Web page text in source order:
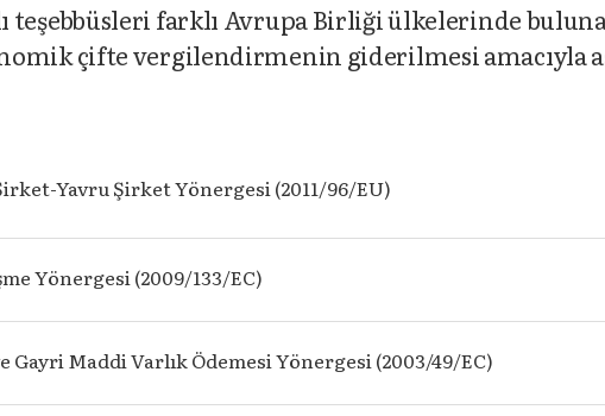
teşebbüsleri farklı Avrupa Birliği ülkelerinde
çifte vergilendirmenin giderilmesi amacıyla
Yavru Şirket Yönergesi (2011/96/EU)
Yönergesi (2009/133/EC)
Gayri Maddi Varlık Ödemesi Yönergesi (2003/49/EC)